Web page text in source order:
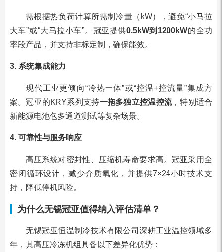
需根据热负荷计算所需制冷量（kW），避免“小马拉
大车”或“大马拉小车”。冠亚提供0.5kW到1200kW的全功
率段产品，并支持非标定制，确保能效。
3. 系统集成能力
现代工业更倾向“冷热一体”或“控温+控流量”集成方
案。冠亚的KRY系列支持一拖多独立控温控流，特别适合
新能源电池包多通道测试等复杂场景。
4. 可靠性与服务响应
高压系统对密封性、压缩机寿命要求高。冠亚采用全
密闭循环设计，减少介质氧化，并提供7×24小时技术支
持，降低停机风险。
为什么无锡冠亚值得纳入评估清单？
无锡冠亚恒温制冷技术有限公司深耕工业温控领域多
年，其高压冷冻机组具备以下差异化优势：